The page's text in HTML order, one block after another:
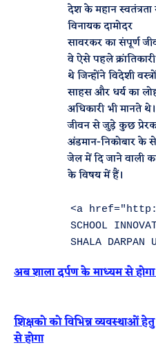
देश के महान
विनायक दामोदर
सावरकर का संपूर्ण
वे ऐसे पहले क्रांतिकारी
थे जिन्होंने विदेशी
साहस और धर्य का
अधिकारी भी मानते
जीवन से जुड़े कुछ
अंडमान-निकोबार के
जेल में दि जाने वाली
के विषय में हैं।
<a
SCHOOL
अब शाला दर्पण के माध्यम से
शिक्षको को विभिन्न व्यवस्थाओं
से होगा